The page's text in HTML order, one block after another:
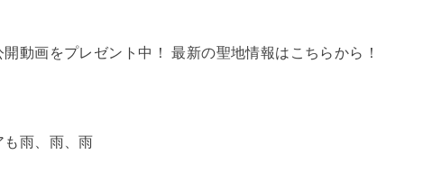
動画をプレゼント中！ 最新の聖地情報はこちらから！
雨、雨、雨